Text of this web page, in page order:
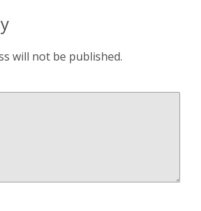
will not be published.